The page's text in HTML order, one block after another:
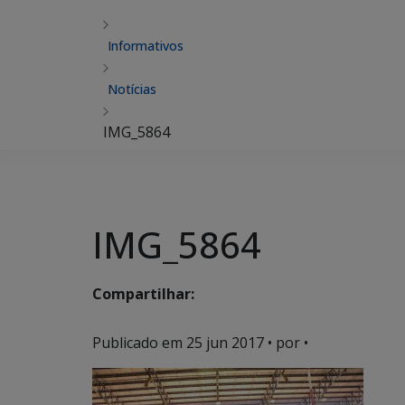
Informativos
Notícias
IMG_5864
IMG_5864
Compartilhar:
Publicado em 25 jun 2017 • por •